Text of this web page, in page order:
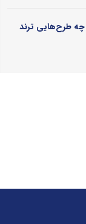
چه طرح‌هایی ترند